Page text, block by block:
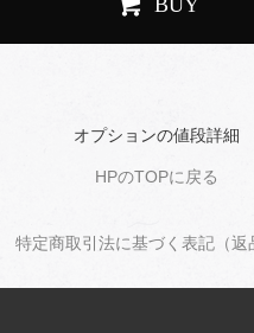
BUY
オプションの値段詳細
HPのTOPに戻る
特定商取引法に基づく表記（返